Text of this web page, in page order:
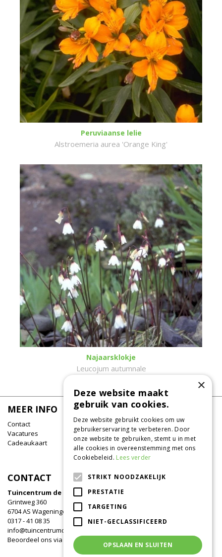
Peruviaanse lelie
Alstroemeria aurea 'Orange King'
Najaarsklokje
Leucojum autumnale
MEER INFO
Contact
Vacatures
Cadeaukaart
CONTACT
Tuincentrum de Oude Tol
Grintweg 360
6704 AS Wageningen
0317 - 41 08 35
info@tuincentrumdeoudetol.nl
Beoordeel ons via
Google
×
Deze website maakt
gebruik van cookies.
Deze website gebruikt cookies om uw
gebruikerservaring te verbeteren. Door
onze website te gebruiken, stemt u in met
alle cookies in overeenstemming met ons
Cookiebeleid. Lees verder
STRIKT NOODZAKELIJK
PRESTATIE
TARGETING
NIET-GECLASSIFICEERD
OPSLAAN EN SLUITEN